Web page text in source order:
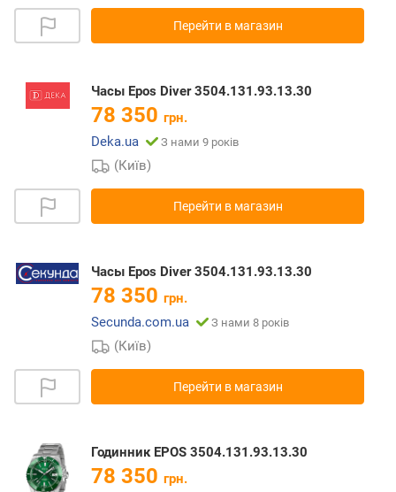
Перейти в магазин
Часы Epos Diver 3504.131.93.13.30
78 350 грн.
Deka.ua
З нами 9 років
(Київ)
Перейти в магазин
Часы Epos Diver 3504.131.93.13.30
78 350 грн.
Secunda.com.ua
З нами 8 років
(Київ)
Перейти в магазин
Годинник EPOS 3504.131.93.13.30
78 350 грн.